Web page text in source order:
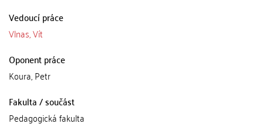
Vedoucí práce
Vlnas, Vít
Oponent práce
Koura, Petr
Fakulta / součást
Pedagogická fakulta